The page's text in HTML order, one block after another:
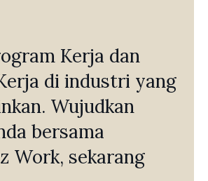
Kerja dan
di industri yang
Wujudkan
bersama
Work, sekarang